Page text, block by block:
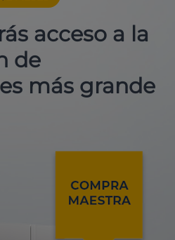
acceso a la
de
más grande